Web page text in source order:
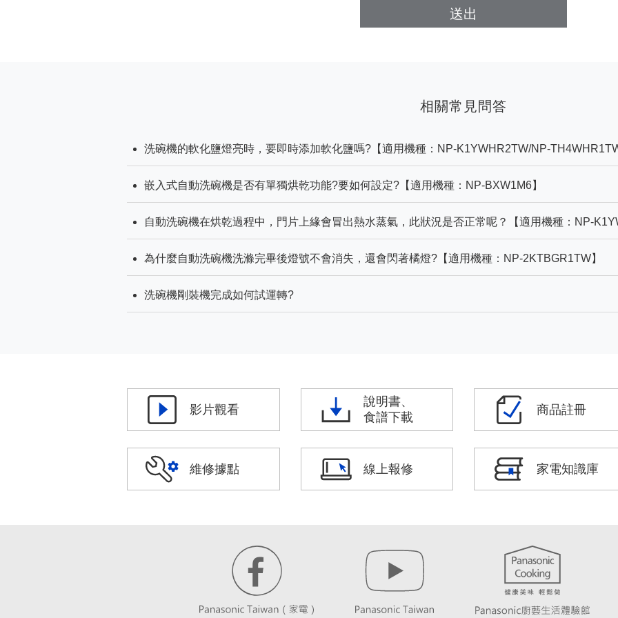
送出
相關常見問答
洗碗機的軟化鹽燈亮時，要即時添加軟化鹽嗎?【適用機種：NP-K1YWHR2TW/NP-
嵌入式自動洗碗機是否有單獨烘乾功能?要如何設定?【適用機種：NP-BXW1M6】
自動洗碗機在烘乾過程中，門片上緣會冒出熱水蒸氣，此狀況是否正常呢？【適用機種：NP-
為什麼自動洗碗機洗滌完畢後燈號不會消失，還會閃著橘燈?【適用機種：NP-2KTBGR1TW】
洗碗機剛裝機完成如何試運轉?
影片觀看
說明書、
食譜下載
商品註冊
維修據點 線上報修 家電知識庫